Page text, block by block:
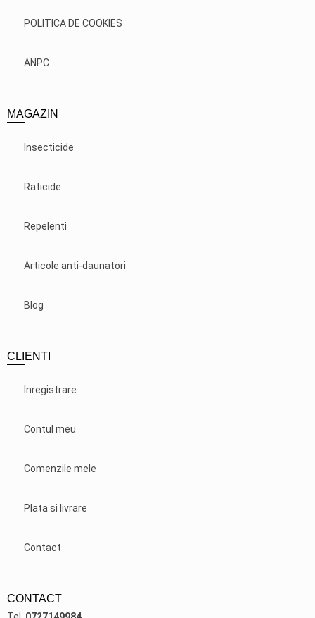
POLITICA DE COOKIES
ANPC
MAGAZIN
Insecticide
Raticide
Repelenti
Articole anti-daunatori
Blog
CLIENTI
Inregistrare
Contul meu
Comenzile mele
Plata si livrare
Contact
CONTACT